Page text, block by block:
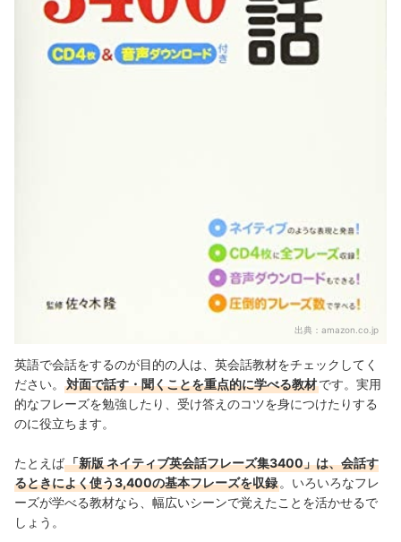
出典： amazon.co.jp
英語で会話をするのが目的の人は、英会話教材をチェックしてく
ださい。
対面で話す・聞くことを重点的に学べる教材です。実用
的なフレーズを勉強したり、受け答えのコツを身につけたりする
のに役立ちます。
たとえば「新版 ネイティブ英会話フレーズ集3400」は、会話す
るときによく使う3,400の基本フレーズを収録 。いろいろなフレ
ーズが学べる教材なら、幅広いシーンで覚えたことを活かせるで
しょう。